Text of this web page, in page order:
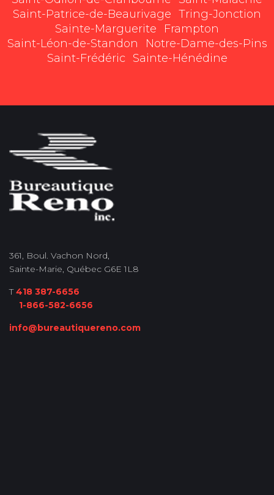
Saint-Patrice-de-Beaurivage Tring-Jonction
Sainte-Marguerite
Frampton
Saint-Léon-de-Standon
Notre-Dame-des-Pins
Saint-Frédéric
Sainte-Hénédine
361, Boul. Vachon Nord,
Sainte-Marie, Québec G6E 1L8
T418 387-6656
1-866-582-6656
info@bureautiquereno.com